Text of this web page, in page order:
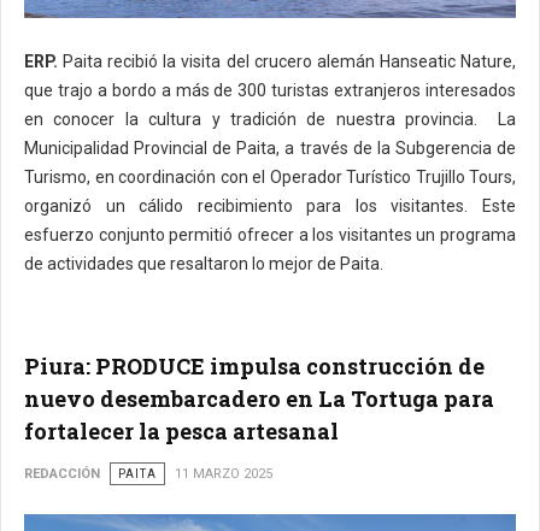
ERP. Paita recibió la visita del crucero alemán Hanseatic Nature,
que trajo a bordo a más de 300 turistas extranjeros interesados
en conocer la cultura y tradición de nuestra provincia. La
Municipalidad Provincial de Paita, a través de la Subgerencia de
Turismo, en coordinación con el Operador Turístico Trujillo Tours,
organizó un cálido recibimiento para los visitantes. Este
esfuerzo conjunto permitió ofrecer a los visitantes un programa
de actividades que resaltaron lo mejor de Paita.
Piura: PRODUCE impulsa construcción de
nuevo desembarcadero en La Tortuga para
fortalecer la pesca artesanal
REDACCIÓN PAITA 11 MARZO 2025